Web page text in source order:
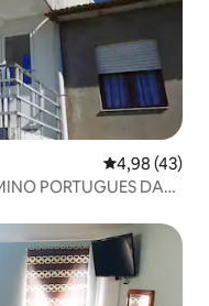
4,98 de uma
4,98 (43)
PORTUGUES DA